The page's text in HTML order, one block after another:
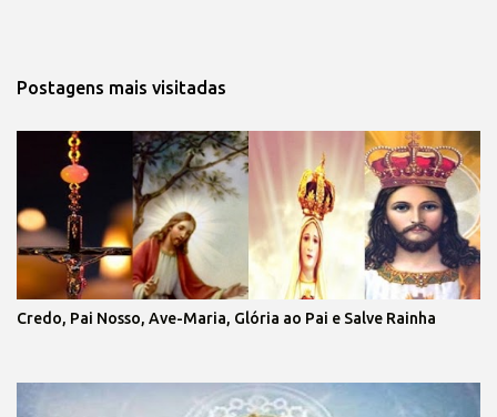
Postagens mais visitadas
Credo, Pai Nosso, Ave-Maria, Glória ao Pai e Salve Rainha